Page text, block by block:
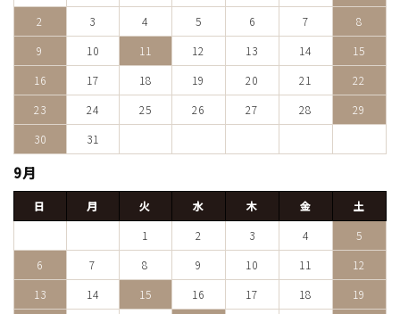
2
3 4 5 6 7
8
9
10 11 12 13 14
15
16
17 18 19 20 21
22
23
24 25 26 27 28
29
30
31
9月
日 月 火 水 木 金
土
1
2 3 4
5
6
7 8 9 10 11
12
13
14 15 16 17 18
19